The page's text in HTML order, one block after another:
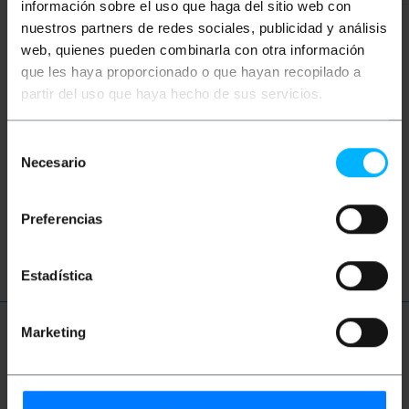
información sobre el uso que haga del sitio web con
nuestros partners de redes sociales, publicidad y análisis
web, quienes pueden combinarla con otra información
que les haya proporcionado o que hayan recopilado a
partir del uso que haya hecho de sus servicios.
Necesario
Preferencias
Estadística
Marketing
Keywords
Meer informatie